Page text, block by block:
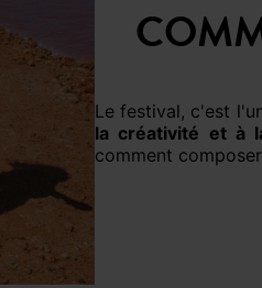
Le festival, c'est
la créativité et à
comment